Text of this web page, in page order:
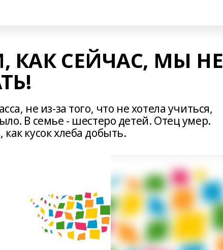
КАК СЕЙЧАС, МЫ НЕ
не из-за того, что не хотела учиться,
В семье - шестеро детей. Отец умер.
кусок хлеба добыть.